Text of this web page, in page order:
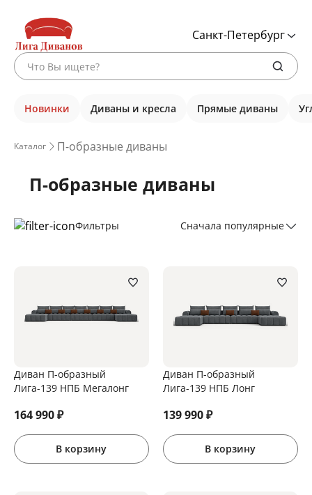
Санкт-Петербург
Новинки Диваны и кресла Прямые диваны
Каталог П-образные диваны
П-образные диваны
Фильтры Сначала популярные
Диван П-образный
Лига-139 НПБ Мегалонг
164 990₽
В корзину
Диван П-образный
Лига-139 НПБ Лонг
139 990₽
В корзину